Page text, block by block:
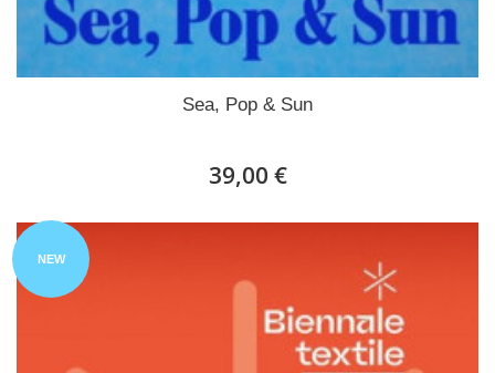
Sea, Pop & Sun
39,00 €
NEW